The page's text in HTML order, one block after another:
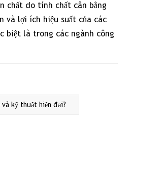
chất do tính chất cân bằng
và lợi ích hiệu suất của các
biệt là trong các ngành công
kỹ thuật hiện đại?